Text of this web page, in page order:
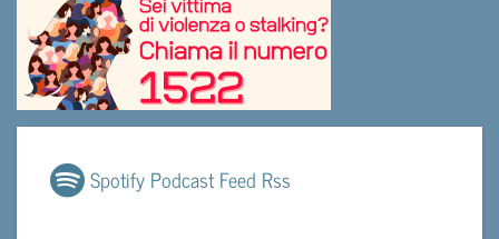
Spotify Podcast Feed Rss